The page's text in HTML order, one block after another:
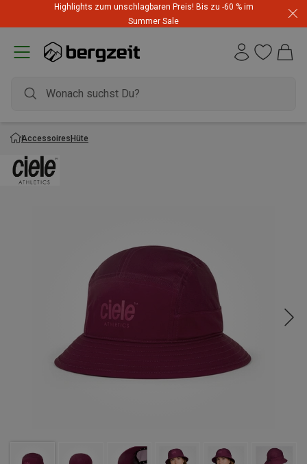
Highlights zum unschlagbaren Preis! Bis zu -60 % im
Summer Sale
AccessoiresHüte